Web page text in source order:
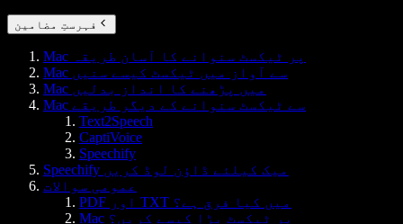
فہرستِ مضامین
Mac پر ٹیکسٹ سنوانے کا آسان طریقہ
Mac سے آواز میں ٹیکسٹ کیسے سنیں
Mac میں پڑھنے کا انداز بدلیں
Mac سے ٹیکسٹ سنوانے کے دیگر طریقے
Text2Speech
CaptiVoice
Speechify
Speechify میک کیلئے ڈاؤن لوڈ کریں
عمومی سوالات
PDF اور TXT میں کیا فرق ہے؟
Mac پر ٹیکسٹ بڑا کیسے کریں؟